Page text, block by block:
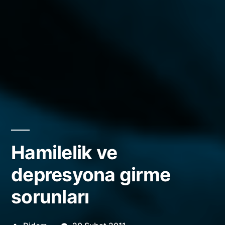
Hamilelik ve
depresyona girme
sorunları